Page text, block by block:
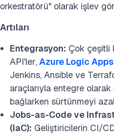
orkestratörü" olarak işlev
Artıları
Entegrasyon: Çok çeşitli
API'ler, Azure Logic Apps
Jenkins, Ansible ve
araçlarıyla entegre
bağlarken sürtünmeyi
Jobs-as-Code ve
(IaC): Geliştiricilerin CI/